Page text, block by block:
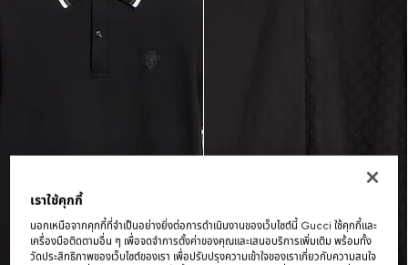
เราใช้คุกกี้
นอกเหนือจากคุกกี้ที่จำเป็นอย่างยิ่งต่อการดำเนินงานของเว็บไซต์นี้ Gucci ใช้คุกกี้และ
เครื่องมือติดตามอื่น ๆ เพื่อจดจำการตั้งค่าของคุณและเสนอบริการเพิ่มเติม พร้อมทั้ง
วัดประสิทธิภาพของเว็บไซต์ของเรา เพื่อปรับปรุงความเข้าใจของเราเกี่ยวกับความสนใจ